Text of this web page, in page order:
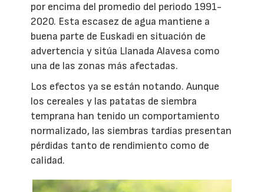
por encima del promedio del periodo 1991-
2020. Esta escasez de agua mantiene a
buena parte de Euskadi en situación de
advertencia y sitúa Llanada Alavesa como
una de las zonas más afectadas.
Los efectos ya se están notando. Aunque
los cereales y las patatas de siembra
temprana han tenido un comportamiento
normalizado, las siembras tardías presentan
pérdidas tanto de rendimiento como de
calidad.